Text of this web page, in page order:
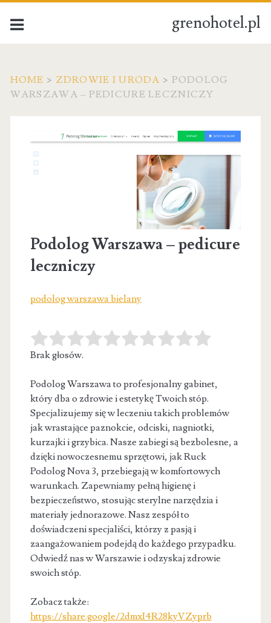
grenohotel.pl
HOME > ZDROWIE I URODA > PODOLOG
WARSZAWA – PEDICURE LECZNICZY
Podolog Warszawa – pedicure
leczniczy
podolog warszawa bielany
Brak głosów.
Podolog Warszawa to profesjonalny gabinet,
który dba o zdrowie i estetykę Twoich stóp.
Specjalizujemy się w leczeniu takich problemów
jakwrastające paznokcie, odciski, nagniotki,
kurzajki i grzybica. Nasze zabiegi są bezbolesne, a
dzięki nowoczesnemu sprzętowi, jak Ruck
Podolog Nova 3, przebiegają w komfortowych
warunkach. Zapewniamy pełną higienę i
bezpieczeństwo, stosując sterylne narzędzia i
materiały jednorazowe. Nasz zespół to
doświadczeni specjaliści, którzy z pasją i
zaangażowaniem podejdą do każdego przypadku.
Odwiedź nas w Warszawie i odzyskaj zdrowie
swoich stóp.
Zobacz także:
https://share.google/2dmxI4R28kyVZyprb